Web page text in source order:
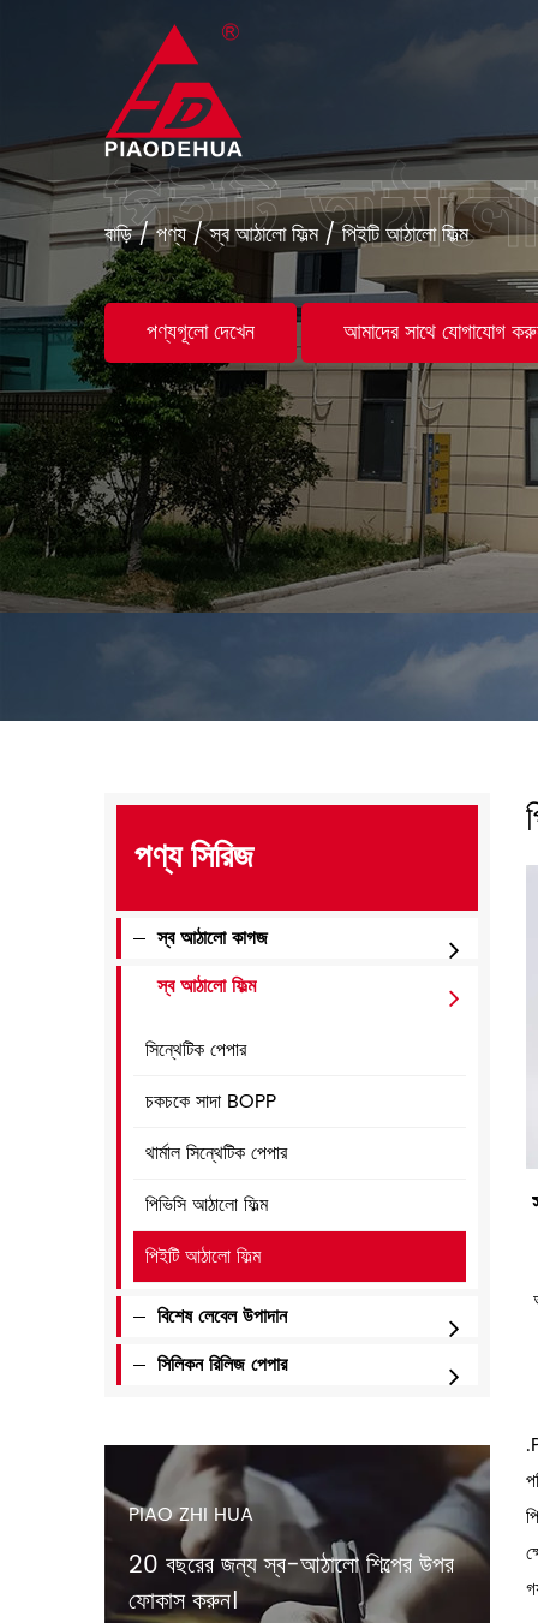
বাড়ি/পণ্য/স্ব আঠালো ফিল্ম/পিইটি আঠালো ফিল্ম
পণ্যগূলো দেখেন আমাদের সাথে যোগাযোগ
পণ্য সিরিজ
স্ব আঠালো কাগজ
স্ব আঠালো ফিল্ম
সিন্থেটিক পেপার
চকচকে সাদা BOPP
থার্মাল সিন্থেটিক পেপার
পিভিসি আঠালো ফিল্ম
পিইটি আঠালো ফিল্ম
বিশেষ লেবেল উপাদান
সিলিকন রিলিজ পেপার
PIAO ZHI HUA
20 বছরের জন্য স্ব-আঠালো শিল্পের উপর
ফোকাস করুন।